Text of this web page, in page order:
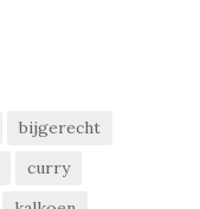
bijgerecht
curry